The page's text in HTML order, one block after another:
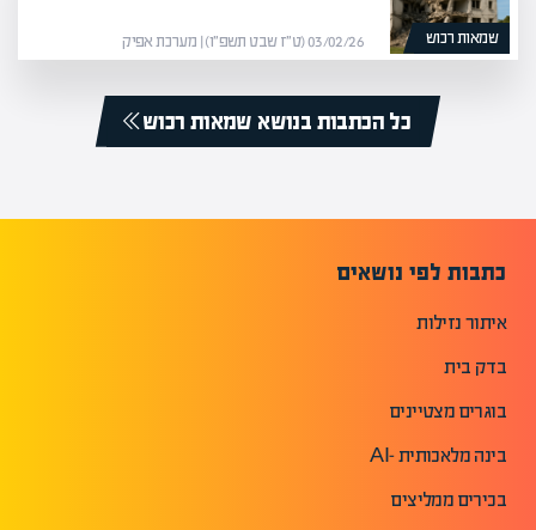
שמאות רכוש 03/02/26 (ט״ז שבט תשפ״ו) | מערכת אפיק
כל הכתבות בנושא שמאות רכוש
כתבות לפי נושאים
איתור נזילות
בדק בית
בוגרים מצטיינים
בינה מלאכותית -AI
בכירים ממליצים